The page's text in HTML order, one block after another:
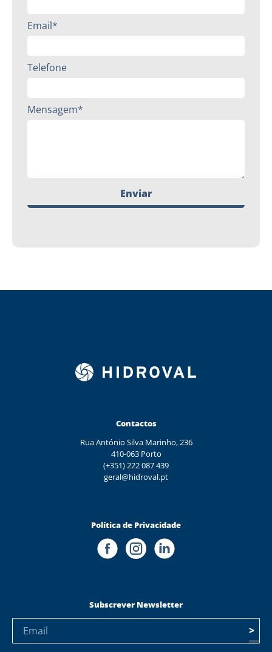
Email*
Telefone
Mensagem*
Enviar
Contactos
Rua António Silva Marinho, 236
410-063 Porto
(+351) 222 087 439
geral@hidroval.pt
Política de Privacidade
Subscrever Newsletter
>